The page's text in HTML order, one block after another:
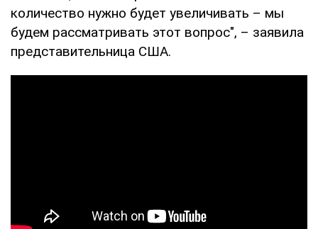
количество нужно будет увеличивать – мы
будем рассматривать этот вопрос", – заявила
представительница США.